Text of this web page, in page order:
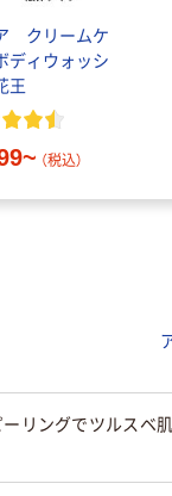
クリームケ
ィウォッシ
王
（税込）
リングでツルスベ